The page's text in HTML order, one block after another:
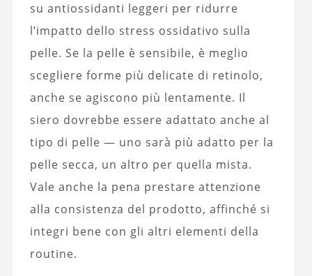
su antiossidanti leggeri per ridurre
l’impatto dello stress ossidativo sulla
pelle. Se la pelle è sensibile, è meglio
scegliere forme più delicate di retinolo,
anche se agiscono più lentamente. Il
siero dovrebbe essere adattato anche al
tipo di pelle — uno sarà più adatto per la
pelle secca, un altro per quella mista.
Vale anche la pena prestare attenzione
alla consistenza del prodotto, affinché si
integri bene con gli altri elementi della
routine.